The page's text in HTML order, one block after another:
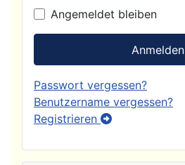
Angemeldet bleiben
Anmelden
Passwort vergessen?
Benutzername vergessen?
Registrieren